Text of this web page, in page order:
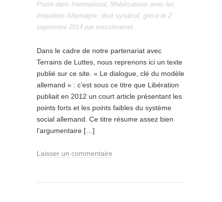
Posté dans International, Mobilisations avec les
étiquettes Allemagne, droit syndical, grève le 2
septembre 2014 par mezzimamet.
Dans le cadre de notre partenariat avec
Terrains de Luttes, nous reprenons ici un texte
publié sur ce site. « Le dialogue, clé du modèle
allemand » : c’est sous ce titre que Libération
publiait en 2012 un court article présentant les
points forts et les points faibles du système
social allemand. Ce titre résume assez bien
l’argumentaire […]
Laisser un commentaire